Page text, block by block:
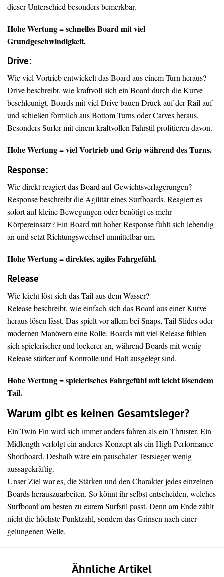
dieser Unterschied besonders bemerkbar.
Hohe Wertung = schnelles Board mit viel
Grundgeschwindigkeit.
Drive:
Wie viel Vortrieb entwickelt das Board aus einem Turn heraus?
Drive beschreibt, wie kraftvoll sich ein Board durch die Kurve
beschleunigt. Boards mit viel Drive bauen Druck auf der Rail auf
und schießen förmlich aus Bottom Turns oder Carves heraus.
Besonders Surfer mit einem kraftvollen Fahrstil profitieren davon.
Hohe Wertung = viel Vortrieb und Grip während des Turns.
Response:
Wie direkt reagiert das Board auf Gewichtsverlagerungen?
Response beschreibt die Agilität eines Surfboards. Reagiert es
sofort auf kleine Bewegungen oder benötigt es mehr
Körpereinsatz? Ein Board mit hoher Response fühlt sich lebendig
an und setzt Richtungswechsel unmittelbar um.
Hohe Wertung = direktes, agiles Fahrgefühl.
Release
Wie leicht löst sich das Tail aus dem Wasser?
Release beschreibt, wie einfach sich das Board aus einer Kurve
heraus lösen lässt. Das spielt vor allem bei Snaps, Tail Slides oder
modernen Manövern eine Rolle. Boards mit viel Release fühlen
sich spielerischer und lockerer an, während Boards mit wenig
Release stärker auf Kontrolle und Halt ausgelegt sind.
Hohe Wertung = spielerisches Fahrgefühl mit leicht lösendem
Tail.
Warum gibt es keinen Gesamtsieger?
Ein Twin Fin wird sich immer anders fahren als ein Thruster. Ein
Midlength verfolgt ein anderes Konzept als ein High Performance
Shortboard. Deshalb wäre ein pauschaler Testsieger wenig
aussagekräftig.
Unser Ziel war es, die Stärken und den Charakter jedes einzelnen
Boards herauszuarbeiten. So könnt ihr selbst entscheiden, welches
Surfboard am besten zu eurem Surfstil passt. Denn am Ende zählt
nicht die höchste Punktzahl, sondern das Grinsen nach einer
gelungenen Welle.
Ähnliche Artikel